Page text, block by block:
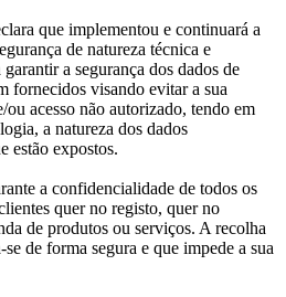
que implementou e continuará a
de natureza técnica e
a segurança dos dados de
fornecidos visando evitar a sua
ou acesso não autorizado, tendo em
a natureza dos dados
estão expostos.
a confidencialidade de todos os
quer no registo, quer no
de produtos ou serviços. A recolha
de forma segura e que impede a sua